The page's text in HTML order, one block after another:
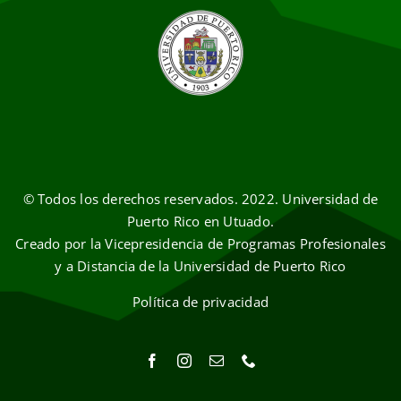
© Todos los derechos reservados. 2022. Universidad de
Puerto Rico en Utuado.
Creado por la Vicepresidencia de Programas Profesionales
y a Distancia de la Universidad de Puerto Rico
Política de privacidad